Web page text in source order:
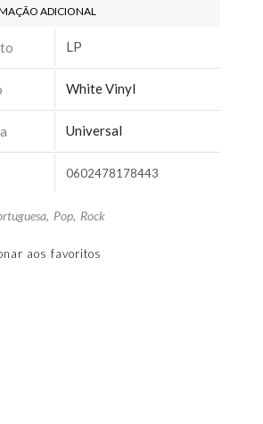
ADICIONAL
LP
White Vinyl
Universal
0602478178443
, Pop, Rock
aos favoritos